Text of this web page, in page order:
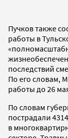
Пучков также
работы в
последствий
По его словам,
работы до 26
По словам
пострадали
в